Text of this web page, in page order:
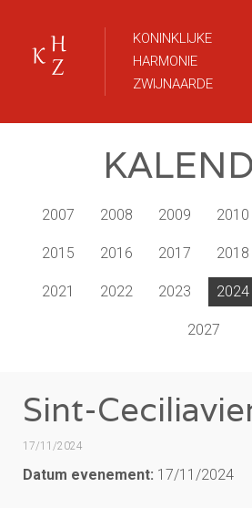
KONINKLIJKE
HARMONIE
ZWIJNAARDE
2007 2008 2009 2010
2015 2016 2017 2018
2021 2022 2023 2024
2027
Sint-
17/11/2024
Datum evenement: 17/11/2024